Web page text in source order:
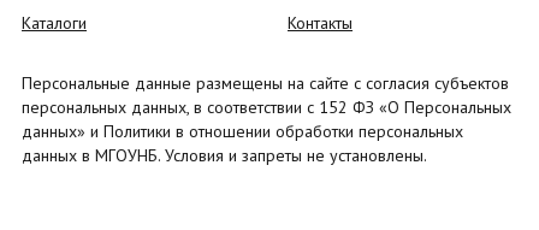
Каталоги
Контакты
Персональные данные размещены на сайте с согласия субъектов
персональных данных, в соответствии с 152 ФЗ «О Персональных
данных» и Политики в отношении обработки персональных
данных в МГОУНБ. Условия и запреты не установлены.